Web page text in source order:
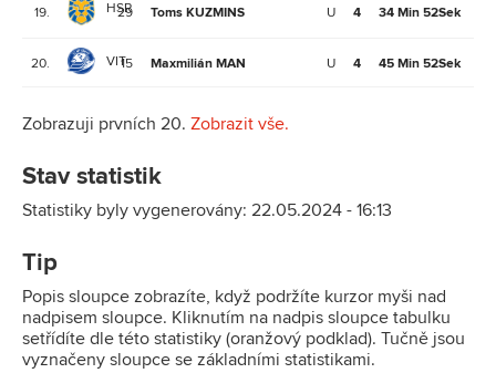
19. HSR
29 Toms KUZMINS U 4 34 Min 52Sek
20. VIT15 Maxmilián MAN U 4 45 Min 52Sek
Zobrazuji prvních 20. Zobrazit vše.
Stav statistik
Statistiky byly vygenerovány: 22.05.2024 - 16:13
Tip
Popis sloupce zobrazíte, když podržíte kurzor myši nad
nadpisem sloupce. Kliknutím na nadpis sloupce tabulku
setřídíte dle této statistiky (oranžový podklad). Tučně jsou
vyznačeny sloupce se základními statistikami.